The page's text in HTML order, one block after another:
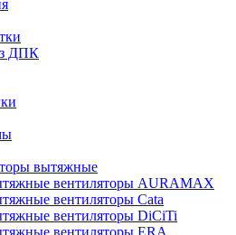
ДПК
вытяжные
вентиляторы AURAMAX
вентиляторы Cata
вентиляторы DiCiTi